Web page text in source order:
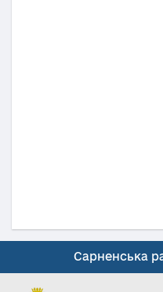
Сарненська